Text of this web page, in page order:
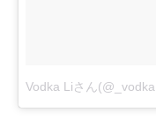
Vodka Liさん